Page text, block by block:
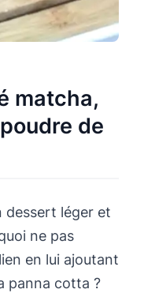
matcha,
de
dessert léger et
ne pas
en lui ajoutant
panna cotta ?